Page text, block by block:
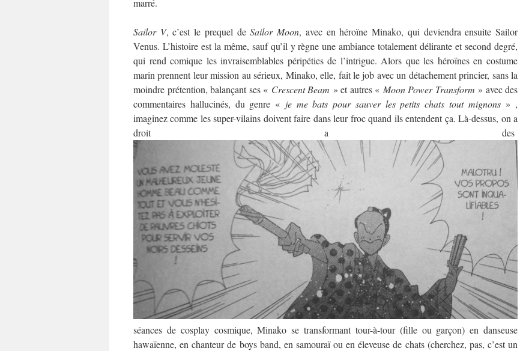
marré.
Sailor V, c’est le prequel deSailor Moon, avec en héroïne Minako, qui deviendra ensuite Sailor
Venus. L’histoire est la même, sauf qu’il y règne une ambiance totalement délirante et second degré,
qui rend comique les invraisemblables péripéties de l’intrigue. Alors que les héroïnes en costume
marin prennent leur mission au sérieux, Minako, elle, fait le job avec un détachement princier, sans la
moindre prétention, balançant ses « Crescent Beam » et autres « Moon Power Transform » avec des
commentaires hallucinés, du genre « je me bats pour sauver les petits chats tout mignons» ,
imaginez comme les super-vilains doivent faire dans leur froc quand ils entendent ça. Là-dessus, on a
droit a des
séances de cosplay cosmique, Minako se transformant tour-à-tour (fille ou garçon) en danseuse
hawaïenne, en chanteur de boys band, en samouraï ou en éleveuse de chats (cherchez, pas, c’est un